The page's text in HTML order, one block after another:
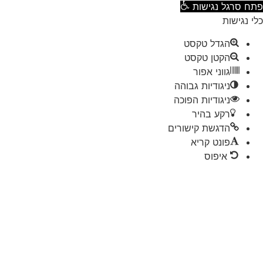
סרגל נגישות
נגישות
הגדל טקסט
הקטן טקסט
גווני אפור
ניגודיות גבוהה
ניגודיות הפוכה
רקע בהיר
הדגשת קישורים
פונט קריא
איפוס